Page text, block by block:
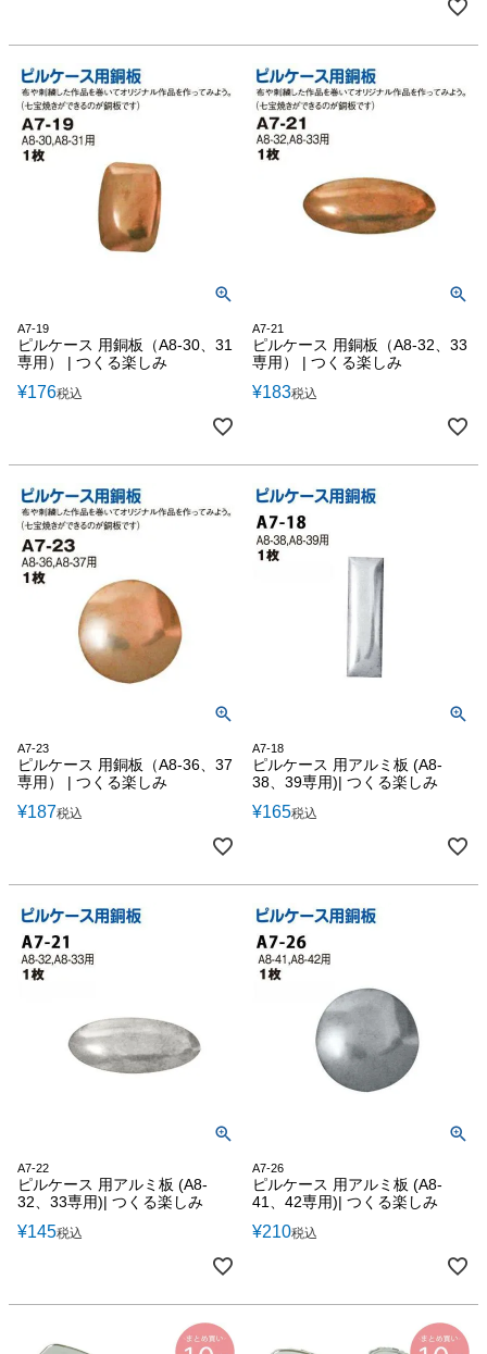
A7-19
ピルケース 用銅板（A8-30、31
専用） | つくる楽しみ
¥176税込
A7-21
ピルケース 用銅板（A8-32、33
専用） | つくる楽しみ
¥183税込
A7-23
ピルケース 用銅板（A8-36、37
専用） | つくる楽しみ
¥187税込
A7-18
ピルケース 用アルミ板 (A8-
38、39専用)| つくる楽しみ
¥165税込
A7-22
ピルケース 用アルミ板 (A8-
32、33専用)| つくる楽しみ
¥145税込
A7-26
ピルケース 用アルミ板 (A8-
41、42専用)| つくる楽しみ
¥210税込